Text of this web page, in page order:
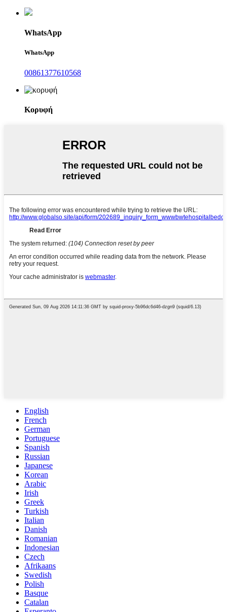
WhatsApp
WhatsApp
00861377610568
Κορυφή
English
French
German
Portuguese
Spanish
Russian
Japanese
Korean
Arabic
Irish
Greek
Turkish
Italian
Danish
Romanian
Indonesian
Czech
Afrikaans
Swedish
Polish
Basque
Catalan